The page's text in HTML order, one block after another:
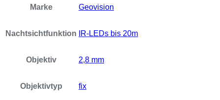
Marke Geovision
Nachtsichtfunktion IR-LEDs bis 20m
Objektiv 2,8 mm
Objektivtyp fix